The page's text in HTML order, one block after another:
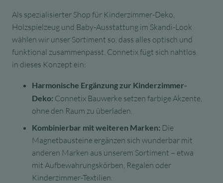
Als spezialisierter Shop für Kinderzimmer-Deko,
Holzspielzeug und Baby-Ausstattung im Skandi-Look
wählen wir unser Sortiment so, dass alles optisch und
funktional zusammenpasst. Connetix fügt sich nahtlos
in dieses Konzept ein:
Harmonische Ergänzung zur Kinderzimmer-
Deko: Connetix Bauwerke setzen farbige Akzente,
ohne den Raum zu überladen.
Kombinierbar mit weiteren Marken: Die
Magnetbausteine ergänzen sich wunderbar mit
anderen Marken aus unserem Sortiment – etwa
mit Aufbewahrungskörben, Regalen oder
Kinderzimmer-Textilien.